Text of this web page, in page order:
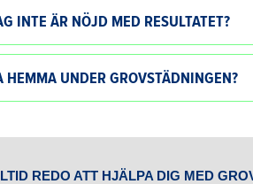
INTE ÄR NÖJD MED RESULTATET?
HEMMA UNDER GROVSTÄDNINGEN?
REDO ATT HJÄLPA DIG MED